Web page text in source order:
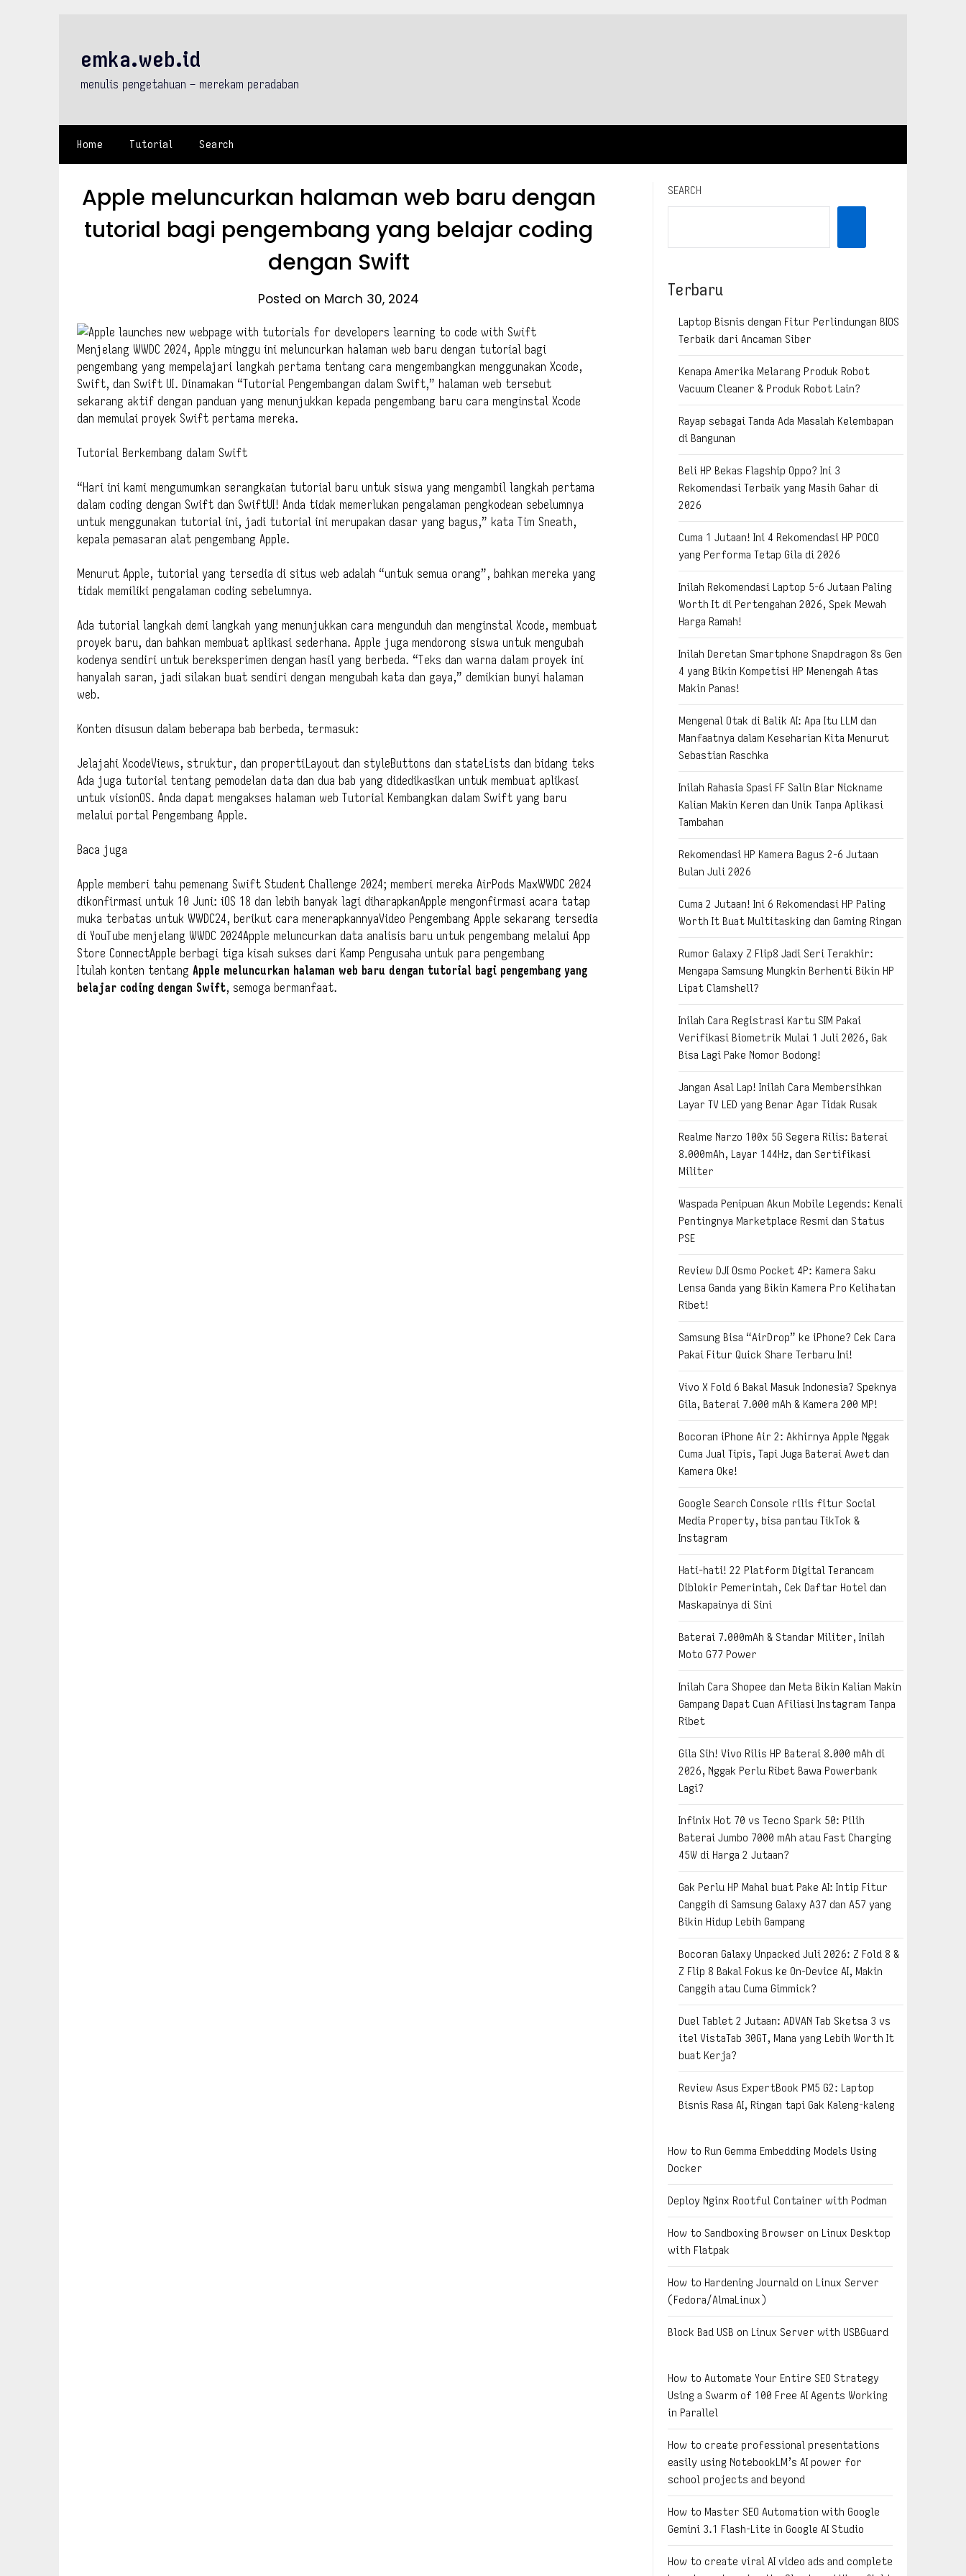
emka.web.id
menulis pengetahuan – merekam peradaban
Home Tutorial Search
Apple meluncurkan halaman web baru dengan
tutorial bagi pengembang yang belajar coding
dengan Swift
Posted on March 30, 2024
Menjelang WWDC 2024, Apple minggu ini meluncurkan halaman web baru dengan tutorial bagi
pengembang yang mempelajari langkah pertama tentang cara mengembangkan menggunakan Xcode,
Swift, dan Swift UI. Dinamakan “Tutorial Pengembangan dalam Swift,” halaman web tersebut
sekarang aktif dengan panduan yang menunjukkan kepada pengembang baru cara menginstal Xcode
dan memulai proyek Swift pertama mereka.
Tutorial Berkembang dalam Swift
“Hari ini kami mengumumkan serangkaian tutorial baru untuk siswa yang mengambil langkah pertama
dalam coding dengan Swift dan SwiftUI! Anda tidak memerlukan pengalaman pengkodean sebelumnya
untuk menggunakan tutorial ini, jadi tutorial ini merupakan dasar yang bagus,” kata Tim Sneath,
kepala pemasaran alat pengembang Apple.
Menurut Apple, tutorial yang tersedia di situs web adalah “untuk semua orang”, bahkan mereka yang
tidak memiliki pengalaman coding sebelumnya.
Ada tutorial langkah demi langkah yang menunjukkan cara mengunduh dan menginstal Xcode, membuat
proyek baru, dan bahkan membuat aplikasi sederhana. Apple juga mendorong siswa untuk mengubah
kodenya sendiri untuk bereksperimen dengan hasil yang berbeda. “Teks dan warna dalam proyek ini
hanyalah saran, jadi silakan buat sendiri dengan mengubah kata dan gaya,” demikian bunyi halaman
web.
Konten disusun dalam beberapa bab berbeda, termasuk:
Jelajahi XcodeViews, struktur, dan propertiLayout dan styleButtons dan stateLists dan bidang teks
Ada juga tutorial tentang pemodelan data dan dua bab yang didedikasikan untuk membuat aplikasi
untuk visionOS. Anda dapat mengakses halaman web Tutorial Kembangkan dalam Swift yang baru
melalui portal Pengembang Apple.
Baca juga
Apple memberi tahu pemenang Swift Student Challenge 2024; memberi mereka AirPods MaxWWDC 2024
dikonfirmasi untuk 10 Juni: iOS 18 dan lebih banyak lagi diharapkanApple mengonfirmasi acara tatap
muka terbatas untuk WWDC24, berikut cara menerapkannyaVideo Pengembang Apple sekarang tersedia
di YouTube menjelang WWDC 2024Apple meluncurkan data analisis baru untuk pengembang melalui App
Store ConnectApple berbagi tiga kisah sukses dari Kamp Pengusaha untuk para pengembang
Itulah konten tentang Apple meluncurkan halaman web baru dengan tutorial bagi pengembang yang
belajar coding dengan Swift, semoga bermanfaat.
SEARCH
Terbaru
Laptop Bisnis dengan Fitur Perlindungan BIOS
Terbaik dari Ancaman Siber
Kenapa Amerika Melarang Produk Robot
Vacuum Cleaner & Produk Robot Lain?
Rayap sebagai Tanda Ada Masalah Kelembapan
di Bangunan
Beli HP Bekas Flagship Oppo? Ini 3
Rekomendasi Terbaik yang Masih Gahar di
2026
Cuma 1 Jutaan! Ini 4 Rekomendasi HP POCO
yang Performa Tetap Gila di 2026
Inilah Rekomendasi Laptop 5-6 Jutaan Paling
Worth It di Pertengahan 2026, Spek Mewah
Harga Ramah!
Inilah Deretan Smartphone Snapdragon 8s Gen
4 yang Bikin Kompetisi HP Menengah Atas
Makin Panas!
Mengenal Otak di Balik AI: Apa Itu LLM dan
Manfaatnya dalam Keseharian Kita Menurut
Sebastian Raschka
Inilah Rahasia Spasi FF Salin Biar Nickname
Kalian Makin Keren dan Unik Tanpa Aplikasi
Tambahan
Rekomendasi HP Kamera Bagus 2-6 Jutaan
Bulan Juli 2026
Cuma 2 Jutaan! Ini 6 Rekomendasi HP Paling
Worth It Buat Multitasking dan Gaming Ringan
Rumor Galaxy Z Flip8 Jadi Seri Terakhir:
Mengapa Samsung Mungkin Berhenti Bikin HP
Lipat Clamshell?
Inilah Cara Registrasi Kartu SIM Pakai
Verifikasi Biometrik Mulai 1 Juli 2026, Gak
Bisa Lagi Pake Nomor Bodong!
Jangan Asal Lap! Inilah Cara Membersihkan
Layar TV LED yang Benar Agar Tidak Rusak
Realme Narzo 100x 5G Segera Rilis: Baterai
8.000mAh, Layar 144Hz, dan Sertifikasi
Militer
Waspada Penipuan Akun Mobile Legends: Kenali
Pentingnya Marketplace Resmi dan Status
PSE
Review DJI Osmo Pocket 4P: Kamera Saku
Lensa Ganda yang Bikin Kamera Pro Kelihatan
Ribet!
Samsung Bisa “AirDrop” ke iPhone? Cek Cara
Pakai Fitur Quick Share Terbaru Ini!
Vivo X Fold 6 Bakal Masuk Indonesia? Speknya
Gila, Baterai 7.000 mAh & Kamera 200 MP!
Bocoran iPhone Air 2: Akhirnya Apple Nggak
Cuma Jual Tipis, Tapi Juga Baterai Awet dan
Kamera Oke!
Google Search Console rilis fitur Social
Media Property, bisa pantau TikTok &
Instagram
Hati-hati! 22 Platform Digital Terancam
Diblokir Pemerintah, Cek Daftar Hotel dan
Maskapainya di Sini
Baterai 7.000mAh & Standar Militer, Inilah
Moto G77 Power
Inilah Cara Shopee dan Meta Bikin Kalian Makin
Gampang Dapat Cuan Afiliasi Instagram Tanpa
Ribet
Gila Sih! Vivo Rilis HP Baterai 8.000 mAh di
2026, Nggak Perlu Ribet Bawa Powerbank
Lagi?
Infinix Hot 70 vs Tecno Spark 50: Pilih
Baterai Jumbo 7000 mAh atau Fast Charging
45W di Harga 2 Jutaan?
Gak Perlu HP Mahal buat Pake AI: Intip Fitur
Canggih di Samsung Galaxy A37 dan A57 yang
Bikin Hidup Lebih Gampang
Bocoran Galaxy Unpacked Juli 2026: Z Fold 8 &
Z Flip 8 Bakal Fokus ke On-Device AI, Makin
Canggih atau Cuma Gimmick?
Duel Tablet 2 Jutaan: ADVAN Tab Sketsa 3 vs
itel VistaTab 30GT, Mana yang Lebih Worth It
buat Kerja?
Review Asus ExpertBook PM5 G2: Laptop
Bisnis Rasa AI, Ringan tapi Gak Kaleng-kaleng
How to Run Gemma Embedding Models Using
Docker
Deploy Nginx Rootful Container with Podman
How to Sandboxing Browser on Linux Desktop
with Flatpak
How to Hardening Journald on Linux Server
(Fedora/AlmaLinux)
Block Bad USB on Linux Server with USBGuard
How to Automate Your Entire SEO Strategy
Using a Swarm of 100 Free AI Agents Working
in Parallel
How to create professional presentations
easily using NotebookLM’s AI power for
school projects and beyond
How to Master SEO Automation with Google
Gemini 3.1 Flash-Lite in Google AI Studio
How to create viral AI video ads and complete